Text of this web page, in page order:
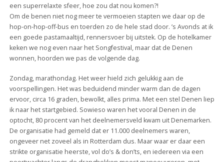
een superrelaxte sfeer, hoe zou dat nou komen?!
Om de benen niet nog meer te vermoeien stapten we daar op de
hop-on-hop-off-bus en toerden zo de hele stad door. ’s Avonds at ik
een goede pastamaaltijd, rennersvoer bij uitstek. Op de hotelkamer
keken we nog even naar het Songfestival, maar dat de Denen
wonnen, hoorden we pas de volgende dag.
Zondag, marathondag. Het weer hield zich gelukkig aan de
voorspellingen. Het was beduidend minder warm dan de dagen
ervoor, circa 16 graden, bewolkt, alles prima. Met een stel Denen liep
ik naar het startgebied. Sowieso waren het vooral Denen in de
optocht, 80 procent van het deelnemersveld kwam uit Denemarken.
De organisatie had gemeld dat er 11.000 deelnemers waren,
ongeveer net zoveel als in Rotterdam dus. Maar waar er daar een
strikte organisatie heerste, vol do’s & don’ts, en iedereen via een